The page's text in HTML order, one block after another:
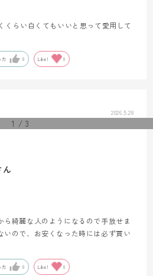
1 / 3
くらい白くてもいいと思って愛用して
た 0 Like! 0
2026.5.28
ん
ら綺麗な人のようになるので手放せま
いので、お安くなった時には必ず買い
た 0 Like! 0